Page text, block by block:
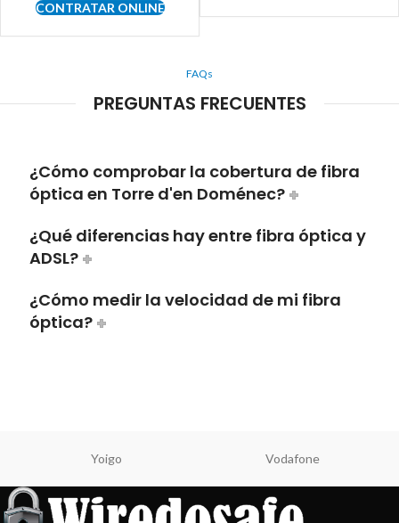
CONTRATAR ONLINE
FAQs
PREGUNTAS FRECUENTES
¿Cómo comprobar la cobertura de fibra
óptica en Torre d'en Doménec?
¿Qué diferencias hay entre fibra óptica y
ADSL?
¿Cómo medir la velocidad de mi fibra
óptica?
Yoigo Vodafone